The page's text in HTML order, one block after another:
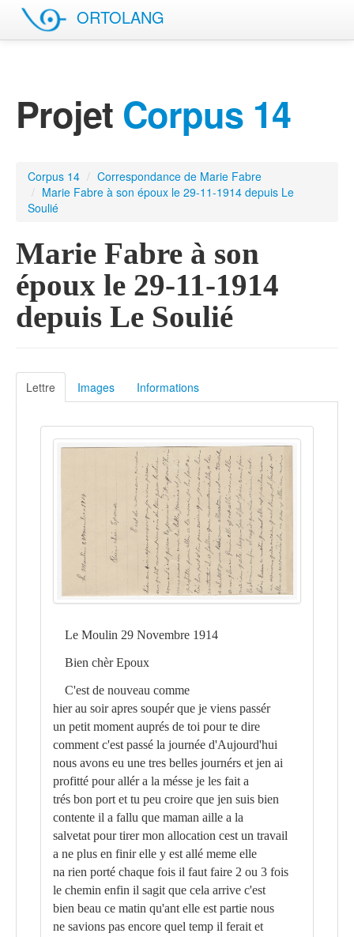
ORTOLANG
Projet Corpus 14
Corpus 14 / Correspondance de Marie Fabre
/ Marie Fabre à son époux le 29-11-1914 depuis Le
Soulié
Marie Fabre à son
époux le 29-11-1914
depuis Le Soulié
Lettre Images Informations
Le Moulin 29 Novembre 1914
Bien chèr Epoux
C'est de nouveau comme
hier au soir apres soupér que je viens passér
un petit moment auprés de toi pour te dire
comment c'est passé la journée d'Aujourd'hui
nous avons eu une tres belles journérs et jen ai
profitté pour allér a la mésse je les fait a
trés bon port et tu peu croire que jen suis bien
contente il a fallu que maman aille a la
salvetat pour tirer mon allocation cest un travail
a ne plus en finir elle y est allé meme elle
na rien porté chaque fois il faut faire 2 ou 3 fois
le chemin enfin il sagit que cela arrive c'est
bien beau ce matin qu'ant elle est partie nous
ne savions pas encore quel temp il ferait et